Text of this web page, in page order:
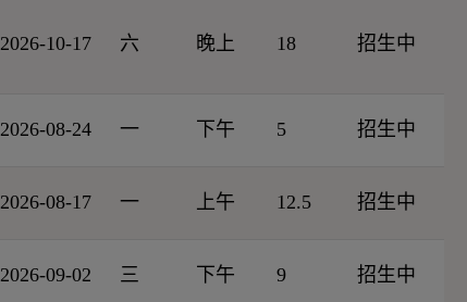
2026-10-17 六 晚上 18 招生中
2026-08-24 一 下午 5 招生中
2026-08-17 一 上午 12.5 招生中
2026-09-02 三 下午 9 招生中